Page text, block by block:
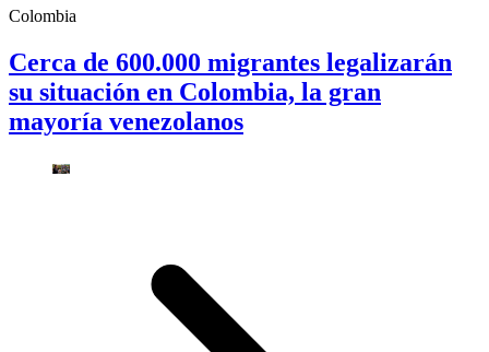
Colombia
Cerca de 600.000 migrantes legalizarán
su situación en Colombia, la gran
mayoría venezolanos